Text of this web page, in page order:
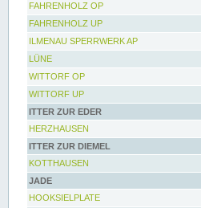
FAHRENHOLZ OP
FAHRENHOLZ UP
ILMENAU SPERRWERK AP
LÜNE
WITTORF OP
WITTORF UP
ITTER ZUR EDER
HERZHAUSEN
ITTER ZUR DIEMEL
KOTTHAUSEN
JADE
HOOKSIELPLATE